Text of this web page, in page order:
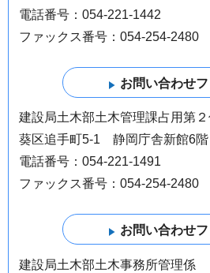
電話番号：054-221-1442
ファックス番号：054-254-2480
建設局土木部土木管理課占用第
葵区追手町5-1 静岡庁舎新館6階
電話番号：054-221-1491
ファックス番号：054-254-2480
建設局土木部土木事務所管理係